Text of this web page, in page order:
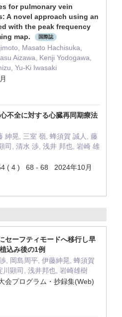
for pulmonary vein
A novel approach using an
with the peak frequency
map.
国際誌
Masato Hachisuka,
Aizawa, Kenji Yodogawa,
Yu-Ki Iwasaki
不全に対する心臓再同期療法
紳晃, 三室 嶺, 蜂須賀 誠人, 藤
司, 清水 渉, 浅井 邦也, 岩崎 雄
( 4 ) 68 - 68 2024年10月
セーフティモードへ移行し早
込み後の1例
, 岡島周平, 伊藤紳晃, 蜂須賀
顕司, 浅井邦也, 岩崎雄樹
会プログラム・抄録集(Web)